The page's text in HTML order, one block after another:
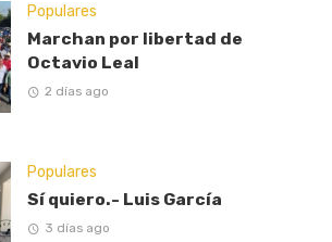
Populares
Marchan por libertad de
Octavio Leal
2 días ago
Populares
Sí quiero.- Luis García
3 días ago